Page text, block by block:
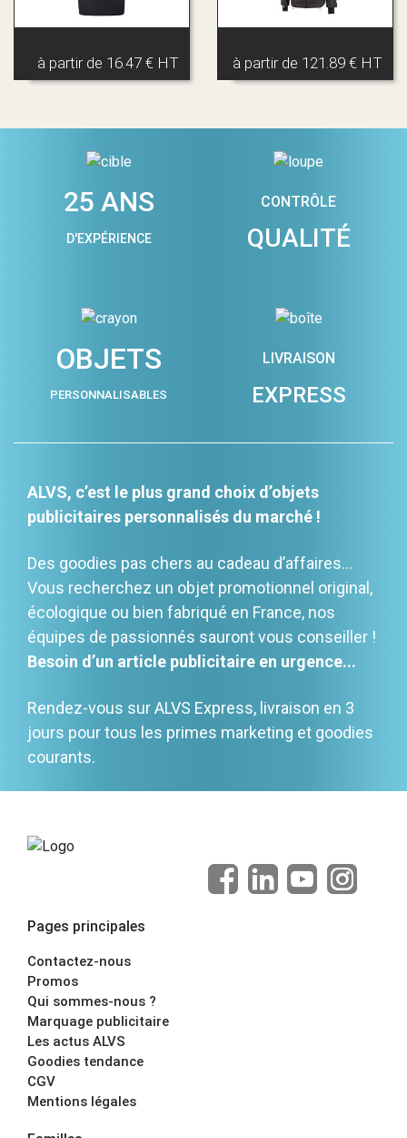
à partir de 16.47 € HT à partir de 121.89 € HT
25 ANS
D'EXPÉRIENCE
CONTRÔLE
QUALITÉ
OBJETS
PERSONNALISABLES
LIVRAISON
EXPRESS
ALVS, c’est le plus grand choix d’objets
publicitaires personnalisés du marché !
Des goodies pas chers au cadeau d’affaires…
Vous recherchez un objet promotionnel original,
écologique ou bien fabriqué en France, nos
équipes de passionnés sauront vous conseiller !
Besoin d’un article publicitaire en urgence...
Rendez-vous sur ALVS Express, livraison en 3
jours pour tous les primes marketing et goodies
courants.
Pages principales
Contactez-nous
Promos
Qui sommes-nous ?
Marquage publicitaire
Les actus ALVS
Goodies tendance
CGV
Mentions légales